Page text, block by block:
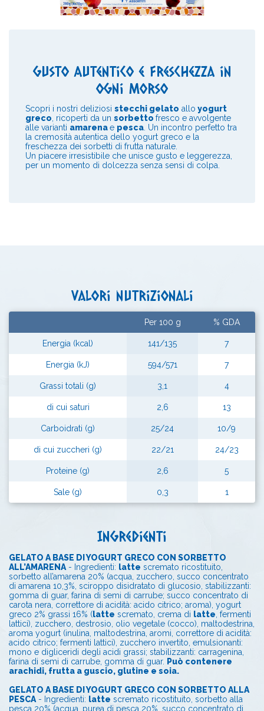
Gusto Autentico e Freschezza in
Ogni Morso
Scopri i nostri deliziosi stecchi gelato allo yogurt
greco, ricoperti da un sorbetto fresco e avvolgente
alle varianti amarenae pesca. Un incontro perfetto tra
la cremosità autentica dello yogurt greco e la
freschezza dei sorbetti di frutta naturale.
Un piacere irresistibile che unisce gusto e leggerezza,
per un momento di dolcezza senza sensi di colpa.
Valori nutrizionali
Per 100 g % GDA
Energia (kcal) 141/135 7
Energia (kJ) 594/571 7
Grassi totali (g) 3,1 4
di cui saturi 2,6 13
Carboidrati (g) 25/24 10/9
di cui zuccheri (g) 22/21 24/23
Proteine (g) 2,6 5
Sale (g) 0,3 1
Ingredienti
GELATO A BASE DI YOGURT GRECO CON SORBETTO
ALL’AMARENA - Ingredienti: latte scremato ricostituito,
sorbetto all’amarena 20% (acqua, zucchero, succo concentrato
di amarena 10,3%, sciroppo disidratato di glucosio, stabilizzanti:
gomma di guar, farina di semi di carrube; succo concentrato di
carota nera, correttore di acidità: acido citrico; aroma), yogurt
greco 2% grassi 16% (latte scremato, crema di latte , fermenti
lattici), zucchero, destrosio, olio vegetale (cocco), maltodestrina,
aroma yogurt (inulina, maltodestrina, aromi, correttore di acidità:
acido citrico; fermenti lattici), zucchero invertito, emulsionanti:
mono e digliceridi degli acidi grassi; stabilizzanti: carragenina,
farina di semi di carrube, gomma di guar. Può contenere
arachidi, frutta a guscio, glutine e soia.
GELATO A BASE DI YOGURT GRECO CON SORBETTO ALLA
PESCA - Ingredienti: latte scremato ricostituito, sorbetto alla
pesca 20% (acqua, purea di pesca 20%, succo concentrato di